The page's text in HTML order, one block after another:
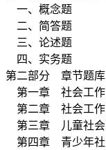
一、概念题
二、简答题
三、论述题
四、实务题
第二部分 章节题库
第一章 社会工作
第二章 社会工作
第三章 儿童社会
第四章 青少年社